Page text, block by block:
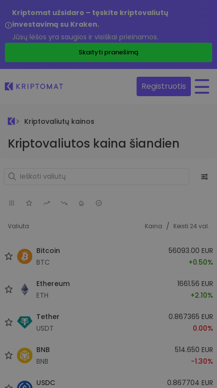
Kriptomat užsidaro – tęskite kriptovaliutų
investavimą su Kraken.
Jūsų lėšos yra saugios ir visiškai prieinamos.
Skaityti pranešimą
Registruotis
Kriptovaliutų kainos
Kriptovaliutos kaina šiandien
Valiuta Kaina / Keisti 24 val.
Bitcoin
BTC
56093.00 EUR
+0.50%
Ethereum
ETH
1661.56 EUR
+2.10%
Tether
USDT
0.867365 EUR
0.00%
BNB
BNB
514.650 EUR
-1.30%
USDC
0.867704 EUR